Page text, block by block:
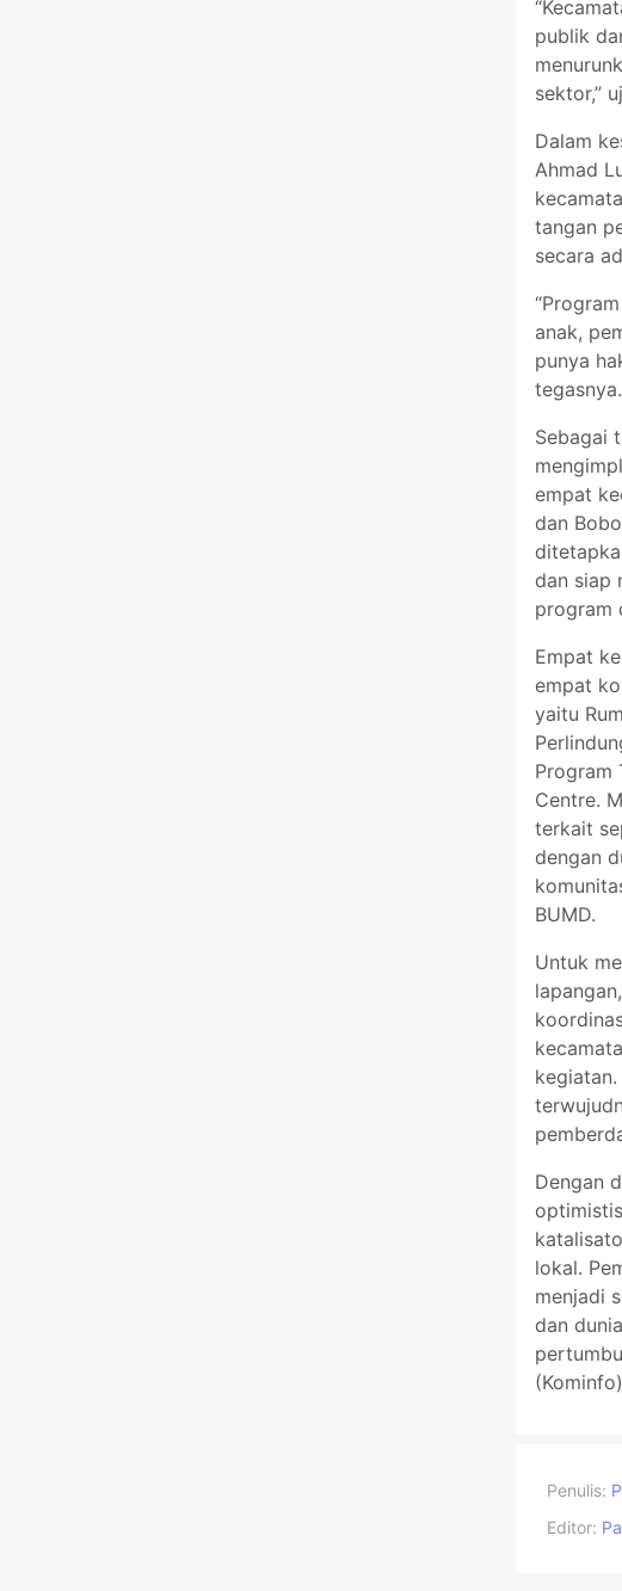
publik
sektor,”
Dalam
Ahmad
tangan
secara
anak,
punya
tegasnya.
Sebagai
empat
dan
dan siap
program
Empat
empat
yaitu
Program
Centre.
terkait
dengan
BUMD.
Untuk
Dengan
lokal.
menjadi
dan
(Kominfo)
Penulis:
Editor: